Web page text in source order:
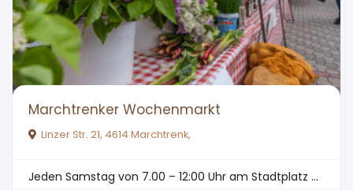
Marchtrenker Wochenmarkt
Linzer Str. 21, 4614 Marchtrenk,
Jeden Samstag von 7.00 – 12:00 Uhr am Stadtplatz ...